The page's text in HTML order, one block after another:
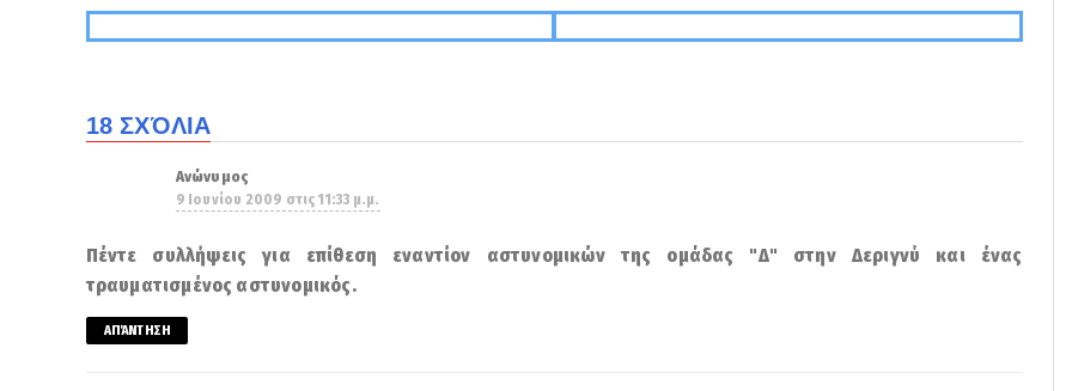
18 ΣΧΌΛΙΑ
Ανώνυμος
9 Ιουνίου 2009 στις 11:33 μ.μ.
Πέντε συλλήψεις για επίθεση εναντίον αστυνομικών της ομάδας "Δ" στην Δεριγνύ και ένας
τραυματισμένος αστυνομικός.
ΑΠΆΝΤΗΣΗ